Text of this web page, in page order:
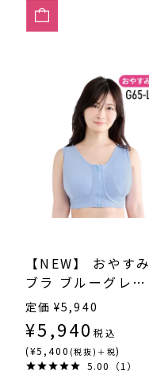
【NEW】 おやすみ
ブラ ブルーグレー
（SP612）
定価 ¥5,940
¥5,940 税込
(¥5,400 (税抜)＋税)
5.00（1）